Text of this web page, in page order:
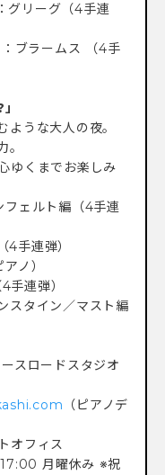
グリーグ（4手連
ブラームス （4手
ような大人の夜。
ゆくまでお楽しみ
ェルト編（4手連
手連弾）
ノ）
連弾）
スタイン／マスト編
スロードスタジオ
（ピアノデ
オフィス
月曜休み ※祝